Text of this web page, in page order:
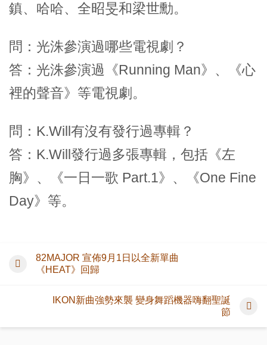
鎮、哈哈、全昭旻和梁世勳。
問：光洙參演過哪些電視劇？
答：光洙參演過《Running Man》、《心
裡的聲音》等電視劇。
問：K.Will有沒有發行過專輯？
答：K.Will發行過多張專輯，包括《左
胸》、《一日一歌 Part.1》、《One Fine
Day》等。
82MAJOR 宣佈9月1日以全新單曲
《HEAT》回歸
IKON新曲強勢來襲 變身舞蹈機器嗨翻聖誕
節